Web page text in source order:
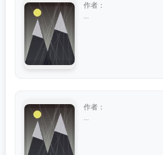
作者：
作者：